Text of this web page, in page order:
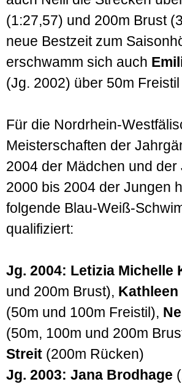
(1:27,57) und 200m Brust
neue Bestzeit zum
erschwamm sich auch
(Jg. 2002) über 50m
Für die Nordrhein-
Meisterschaften der
2004 der Mädchen und der
2000 bis 2004 der Jungen
folgende Blau-Weiß-
qualifiziert:
Jg. 2004: Letizia Michelle
und 200m Brust),
(50m und 100m Freistil),
(50m, 100m und 200m
Streit (200m Rücken)
Jg. 2003: Jana Brodhage